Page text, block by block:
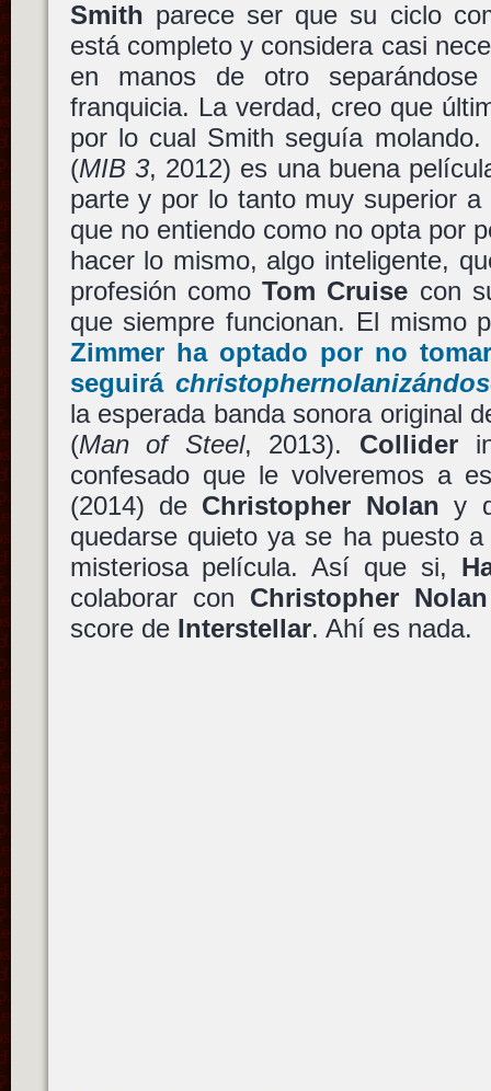
Smith parece ser que su ciclo
está completo y considera casi
en manos de otro
franquicia. La verdad, creo que
por lo cual Smith seguía molando.
(MIB 3, 2012) es una buena
parte y por lo tanto muy superior
que no entiendo como no opta por
hacer lo mismo, algo inteligente,
profesión comoTom Cruise con
que siempre funcionan. El mismo
Zimmer ha optado por no
seguirá
la esperada banda sonora original
(Man of Steel, 2013). Collider
confesado que le volveremos a
(2014) de Christopher Nolan y
quedarse quieto ya se ha puesto
misteriosa película. Así que si,
colaborar con Christopher Nolan
score de Interstellar. Ahí es nada.